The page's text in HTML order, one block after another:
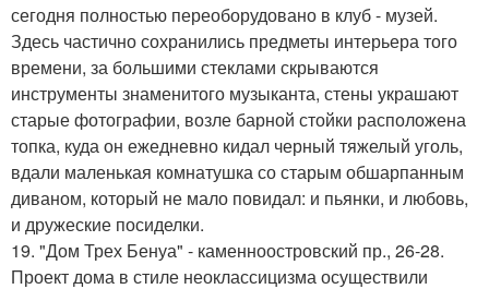
сегодня полностью переоборудовано в клуб - музей.
Здесь частично сохранились предметы интерьера того
времени, за большими стеклами скрываются
инструменты знаменитого музыканта, стены украшают
старые фотографии, возле барной стойки расположена
топка, куда он ежедневно кидал черный тяжелый уголь,
вдали маленькая комнатушка со старым обшарпанным
диваном, который не мало повидал: и пьянки, и любовь,
и дружеские посиделки.
19. "Дом Трех Бенуа" - каменноостровский пр., 26-28.
Проект дома в стиле неоклассицизма осуществили